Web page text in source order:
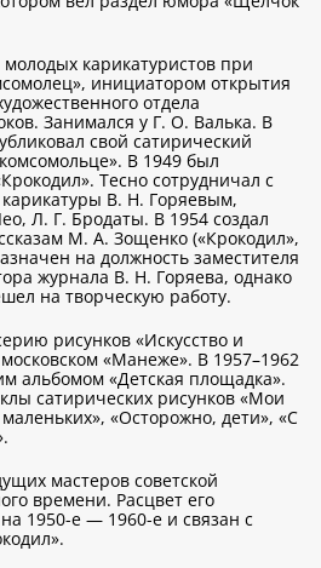
карикатуристов при
инициатором открытия
отдела
Занимался у Г. О. Валька. В
свой сатирический
В 1949 был
Тесно сотрудничал с
В. Н. Горяевым,
Л. Г. Бродаты. В 1954 создал
М. А. Зощенко («Крокодил»,
на должность заместителя
журнала В. Н. Горяева, однако
на творческую работу.
рисунков «Искусство и
«Манеже». В 1957–1962
альбомом «Детская площадка».
сатирических рисунков «Мои
«Осторожно, дети», «С
мастеров советской
времени. Расцвет его
1950-е — 1960-е и связан с